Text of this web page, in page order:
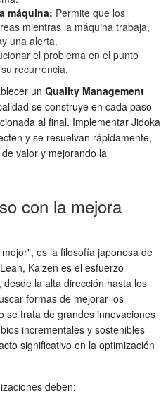
máquina: Permite que los
mientras la máquina trabaja,
una alerta.
el problema en el punto
recurrencia.
un Quality Management
se construye en cada paso
al final. Implementar Jidoka
y se resuelvan rápidamente,
valor y mejorando la
con la mejora
es la filosofía japonesa de
Kaizen es el esfuerzo
la alta dirección hasta los
formas de mejorar los
se trata de grandes innovaciones
incrementales y sostenibles
significativo en la optimización
deben: